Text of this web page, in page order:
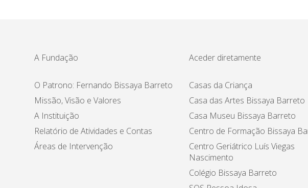
A Fundação
O Patrono: Fernando Bissaya Barreto
Missão, Visão e Valores
A Instituição
Relatório de Atividades e Contas
Áreas de Intervenção
Aceder diretamente
Casas da Criança
Casa das Artes Bissaya Barreto
Casa Museu Bissaya Barreto
Centro de Formação Bissaya
Centro Geriátrico Luís Viegas
Nascimento
Colégio Bissaya Barreto